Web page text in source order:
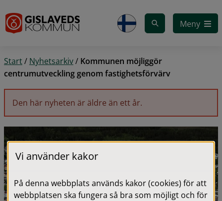
Meny
Start/ Nyhetsarkiv/ Kommunen möjliggör
centrumutveckling genom fastighetsförvärv
Den här nyheten är äldre än ett år.
Vi använder kakor
På denna webbplats används kakor (cookies) för att
webbplatsen ska fungera så bra som möjligt och för